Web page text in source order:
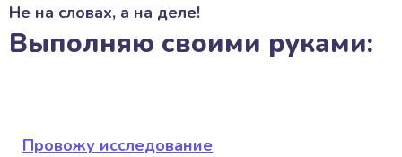
Не на словах, а на деле!
Выполняю своими руками:
Провожу исследование